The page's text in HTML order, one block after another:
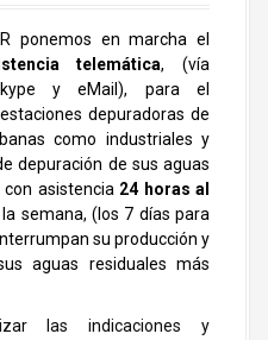
ponemos en marcha el
telemática, (vía
y eMail), para el
depuradoras de
como industriales y
depuración de sus aguas
asistencia 24 horas al
semana, (los 7 días para
su producción y
aguas residuales más
las indicaciones y